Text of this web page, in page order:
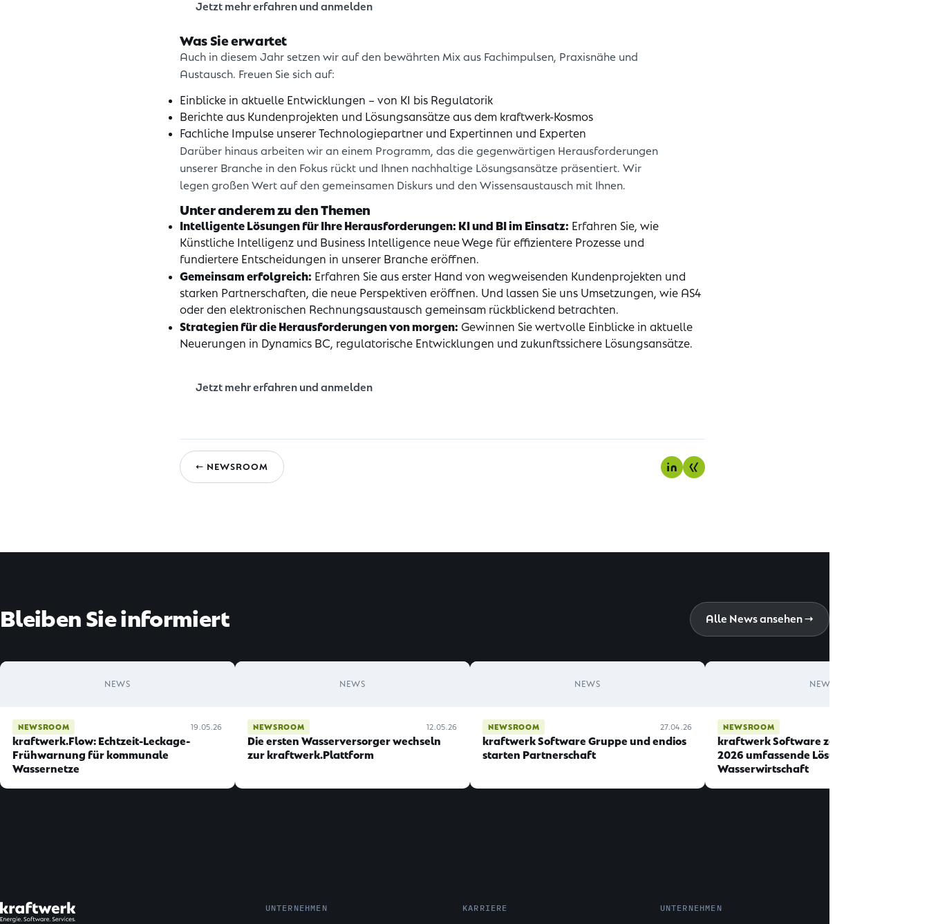
Jetzt mehr erfahren und anmelden
Was Sie erwartet
Auch in diesem Jahr setzen wir auf den bewährten Mix aus Fachimpulsen, Praxisnähe und
Austausch. Freuen Sie sich auf:
Einblicke in aktuelle Entwicklungen – von KI bis Regulatorik
Berichte aus Kundenprojekten und Lösungsansätze aus dem kraftwerk-Kosmos
Fachliche Impulse unserer Technologiepartner und Expertinnen und Experten
Darüber hinaus arbeiten wir an einem Programm, das die gegenwärtigen Herausforderungen
unserer Branche in den Fokus rückt und Ihnen nachhaltige Lösungsansätze präsentiert. Wir
legen großen Wert auf den gemeinsamen Diskurs und den Wissensaustausch mit Ihnen.
Unter anderem zu den Themen
Intelligente Lösungen für Ihre Herausforderungen: KI und BI im Einsatz: Erfahren Sie, wie
Künstliche Intelligenz und Business Intelligence neue Wege für effizientere Prozesse und
fundiertere Entscheidungen in unserer Branche eröffnen.
Gemeinsam erfolgreich: Erfahren Sie aus erster Hand von wegweisenden Kunden­projekten und
starken Partner­schaften, die neue Perspektiven eröffnen. Und lassen Sie uns Umsetzungen, wie AS4
oder den elektronischen Rechnungsaustausch gemeinsam rückblickend betrachten.
Strategien für die Herausforderungen von morgen: Gewinnen Sie wertvolle Einblicke in aktuelle
Neuerungen in Dynamics BC, regulatorische Entwicklungen und zukunfts­sichere Lösungs­ansätze.
Jetzt mehr erfahren und anmelden
← NEWSROOM
Bleiben Sie informiert Alle News ansehen →
NEWS
NEWSROOM 19.05.26
kraftwerk.Flow: Echtzeit-Leckage-
Frühwarnung für kommunale
Wassernetze
NEWS
NEWSROOM 12.05.26
Die ersten Wasserversorger wechseln
zur kraftwerk.Plattform
NEWS
NEWSROOM 27.04.26
kraftwerk Software Gruppe und endios
starten Partnerschaft
NEWS
NEWSROOM
kraftwerk Software zeigt auf der IFAT
2026 umfassende Lösungen für die
Wasserwirtschaft
UNTERNEHMEN KARRIERE UNTERNEHMEN